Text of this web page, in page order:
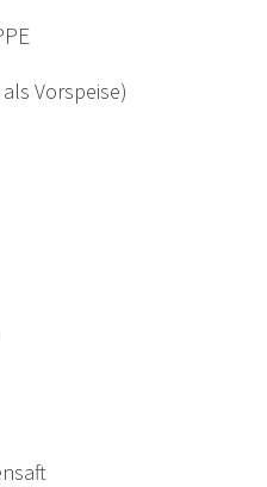
Vorspeise)